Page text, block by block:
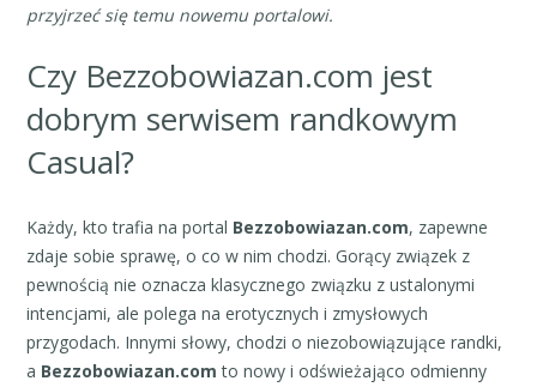
przyjrzeć się temu nowemu portalowi.
Czy Bezzobowiazan.com jest
dobrym serwisem randkowym
Casual?
Każdy, kto trafia na portal Bezzobowiazan.com, zapewne
zdaje sobie sprawę, o co w nim chodzi. Gorący związek z
pewnością nie oznacza klasycznego związku z ustalonymi
intencjami, ale polega na erotycznych i zmysłowych
przygodach. Innymi słowy, chodzi o niezobowiązujące randki,
a Bezzobowiazan.com to nowy i odświeżająco odmienny